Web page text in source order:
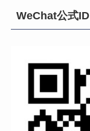
WeChat公式ID